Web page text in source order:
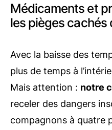
Médicaments et
les pièges cachés
Avec la baisse des
plus de temps à
Mais attention : notre
receler des dangers
compagnons à quatre